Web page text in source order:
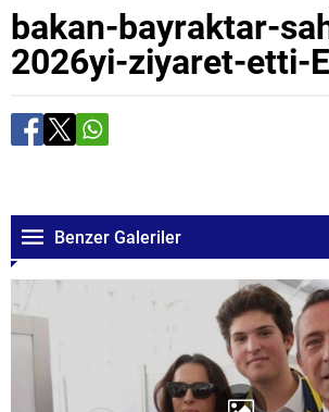
bakan-bayraktar-
2026yi-ziyaret-etti-
Benzer Galeriler